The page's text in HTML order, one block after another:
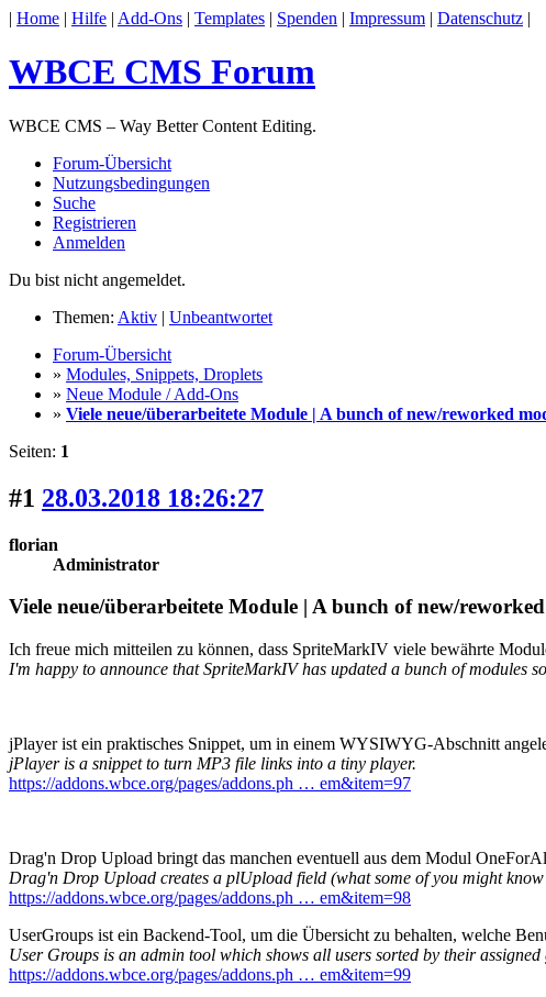
| Home | Hilfe | Add-Ons | Templates | Spenden | Impressum | Datenschutz |
WBCE CMS Forum
WBCE CMS – Way Better Content Editing.
Forum-Übersicht
Nutzungsbedingungen
Suche
Registrieren
Anmelden
Du bist nicht angemeldet.
Themen: Aktiv | Unbeantwortet
Forum-Übersicht
» Modules, Snippets, Droplets
» Neue Module / Add-Ons
» Viele neue/überarbeitete Module | A bunch of new/reworked
Seiten: 1
#1 28.03.2018 18:26:27
florian
Administrator
Viele neue/überarbeitete Module | A bunch of new/
Ich freue mich mitteilen zu können, dass SpriteMarkIV viele bewährte
I'm happy to announce that SpriteMarkIV has updated a bunch of modules
jPlayer ist ein praktisches Snippet, um in einem WYSIWYG-Abschnitt
jPlayer is a snippet to turn MP3 file links into a tiny player.
https://addons.wbce.org/pages/addons.ph … em&item=97
Drag'n Drop Upload bringt das manchen eventuell aus dem Modul
Drag'n Drop Upload creates a plUpload field (what some of you might
https://addons.wbce.org/pages/addons.ph … em&item=98
UserGroups ist ein Backend-Tool, um die Übersicht zu behalten, welche
User Groups is an admin tool which shows all users sorted by their assigned
https://addons.wbce.org/pages/addons.ph … em&item=99